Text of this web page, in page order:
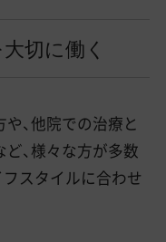
切に働く
、他院での治療と
、様々な方が多数
スタイルに合わせ